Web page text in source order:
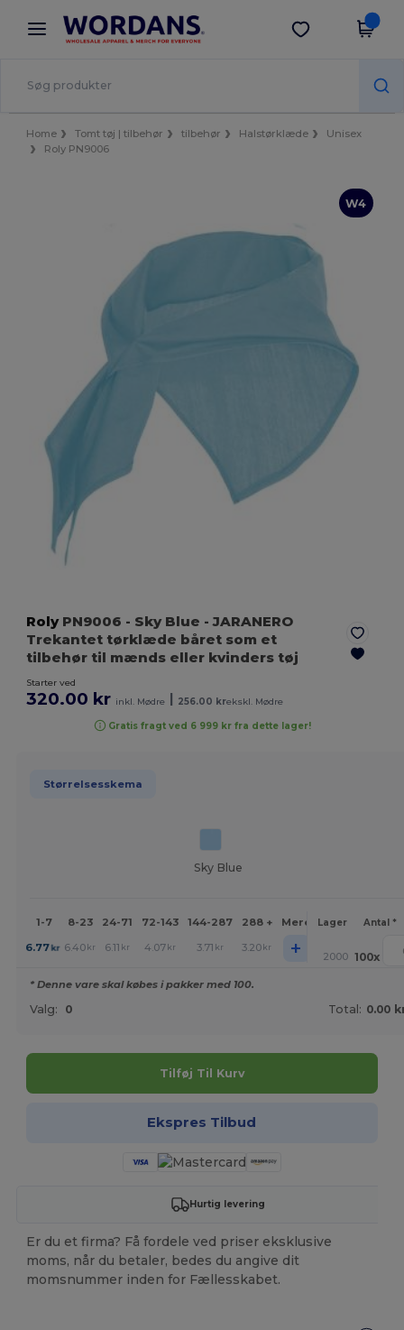
× Wordans-app
Bedre priser i appen!
Hent app
Home Tomt tøj | tilbehør tilbehør Halstørklæde
Unisex
Roly PN9006
W4
RolyPN9006 - Sky Blue - JARANERO
Trekantet tørklæde båret som et
tilbehør til mænds eller kvinders tøj
Starter ved
320.00 kr inkl. Mødre 256.00 krekskl. Mødre
Gratis fragt ved 6 999 kr fra dette lager!
Størrelsesskema
Sky Blue
1-7 8-23 24-71 72-143 144-287 288 + Mere Lager Antal *
6.77kr 6.40 kr 6.11 kr 4.07 kr 3.71 kr 3.20 kr + 2000 100x
* Denne vare skal købes i pakker med 100.
Valg: 0 Total: 0.00
Tilføj Til Kurv
Ekspres Tilbud
Hurtig levering
Er du et firma? Få fordele ved priser eksklusive
moms, når du betaler, bedes du angive dit
momsnummer inden for Fællesskabet.